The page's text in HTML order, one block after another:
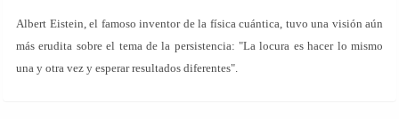
Albert Eistein, el famoso inventor de la física cuántica, tuvo una visión aún
más erudita sobre el tema de la persistencia: "La locura es hacer lo mismo
una y otra vez y esperar resultados diferentes".